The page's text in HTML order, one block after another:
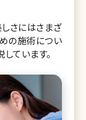
しさにはさまざ
の施術につい
ています。